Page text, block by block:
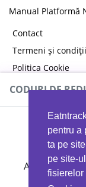
pentru a
ta pe
pe site-
fisierelor
Manual Platformă
Contact
Termeni și condiții
Politica Cookie
Politica de
CODURI DE
Ai 40%